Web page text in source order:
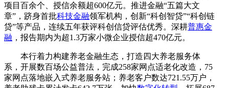
项目百余个、授信余额超600亿元。推进金融“五篇大文
章”，跻身首批科技金融领军机构，创新“科创智贷”“科创链
贷”等产品，连续五年获评科创信贷评估优秀。深耕普惠金
融 ，报告期内为超1.3万家小微企业授信超470亿元。
本行着力构建养老金融生态，打造四大养老服务体
系，开展数百场公益普法，完成258家网点适老化改造，75
家网点落地嵌入式养老服务站；养老客户数达721.55万户，